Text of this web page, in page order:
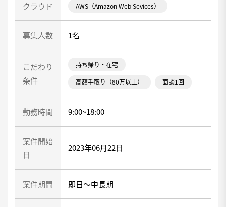
クラウド AWS（Amazon Web Sevices）
募集人数 1名
こだわり
条件
持ち帰り・在宅
高額手取り（80万以上） 面談1回
勤務時間 9:00~18:00
案件開始
日
2023年06月22日
案件期間 即日～中長期